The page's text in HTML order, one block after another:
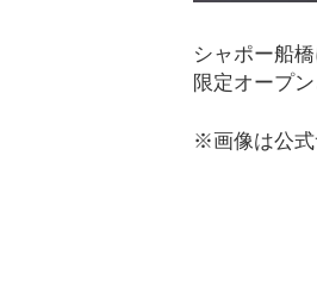
シャポー船
限定オープ
※画像は公式